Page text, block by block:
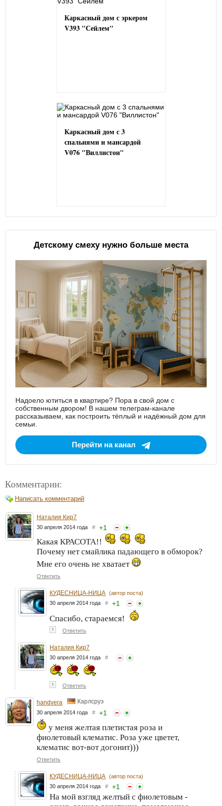
Каркасный дом с эркером
V393 "Сейлем"
Каркасный дом с 3
спальнями и мансардой
V076 "Виллистон"
Детскому смеху нужно больше места
Надоело ютиться в квартире? Пора в свой дом с
собственным двором! В нашем телеграм-канале
рассказываем, как построить тёплый и надёжный дом для
семьи.
Перейти на канал
Комментарии:
Написать комментарий
Наталия Кир7
30 апреля 2014 года # +1
Какая КРАСОТА!!
Почему нет смайлика падающего в обморок?
Мне его очень не хватает
Ответить
КУДЕСНИЦА-НИЦА (автор поста)
30 апреля 2014 года # +1
Спасибо, стараемся!
↑ Ответить
Наталия Кир7
30 апреля 2014 года #
↑ Ответить
handvera Карлсруэ
30 апреля 2014 года # +1
у меня желтая плетистая роза и
фиолетовый клематис. Роза уже цветет,
клематис вот-вот догонит)))
Ответить
КУДЕСНИЦА-НИЦА (автор поста)
30 апреля 2014 года # +1
На мой взгляд желтый с фиолетовым -